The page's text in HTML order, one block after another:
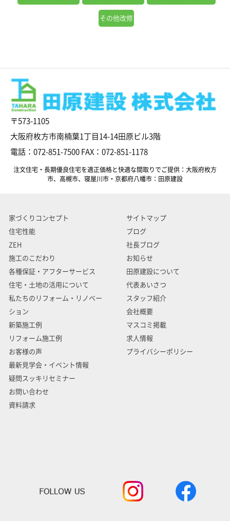
その他改修
〒573-1105
大阪府枚方市南楠葉1丁目14-14田原ビル3階
電話：072-851-7500 FAX：072-851-1178
注文住宅・長期優良住宅を適正価格と快適な間取りでご提供：大阪府枚方
市、高槻市、寝屋川市・京都府八幡市：田原建設
家づくりコンセプト
住宅性能
ZEH
施工のこだわり
各種保証・アフターサービス
住宅・土地の活用について
私たちのリフォーム・リノベー
ション
新築施工例
リフォーム施工例
お客様の声
最新見学会・イベント情報
疑問スッキリセミナー
お問い合わせ
資料請求
サイトマップ
ブログ
社長ブログ
お知らせ
田原建設について
代表あいさつ
スタッフ紹介
会社概要
マスコミ掲載
求人情報
プライバシーポリシー